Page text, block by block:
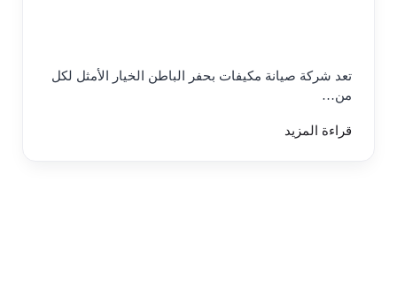
تعد شركة صيانة مكيفات بحفر الباطن الخيار الأمثل لكل
من…
قراءة المزيد